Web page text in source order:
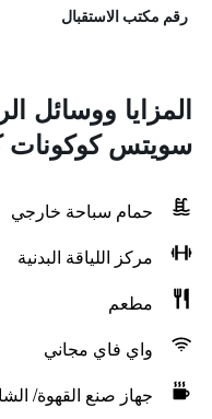
رقم مكتب الاستقبال
المزايا ووسائل
سويتس كوكونات
حمام سباحة خارجي
مركز اللياقة البدنية
مطعم
واي فاي مجاني
جهاز صنع القهوة/